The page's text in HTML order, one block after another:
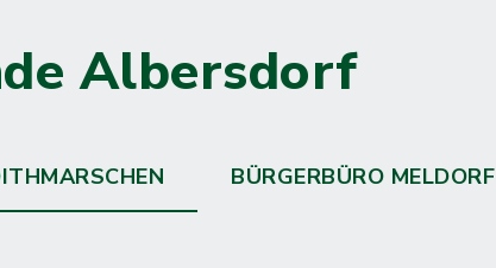
Albersdorf
BÜRGERBÜRO MELDORF